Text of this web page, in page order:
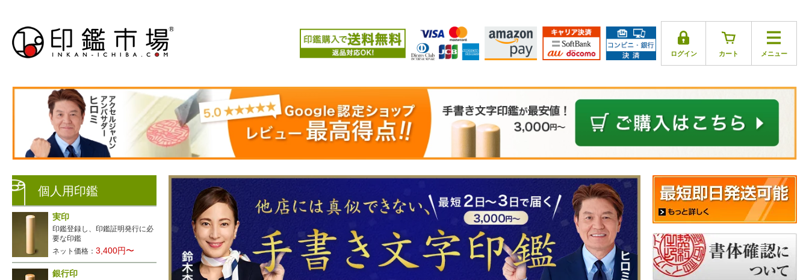
ログイン カート メニュー
個人用印鑑
実印
印鑑登録し、印鑑証明発行に必
要な印鑑
ネット価格：3,400円〜
銀行印